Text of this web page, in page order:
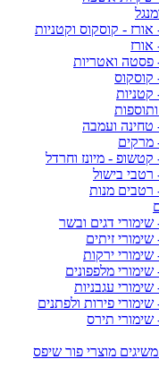
- קוסקוס וקטניות
אורז
פסטה ואטריות
קוסקוס
קטניות
טחינה ועמבה
מרקים
קטשופ - מיונז וחרדל
רטבי בישול
רטבים מנות
שימורי דגים ובשר
שימורי זיתים
שימורי ירקות
שימורי מלפפונים
שימורי עגבניות
שימורי פירות ולפתנים
שימורי תירס
מוצרי פור שיפס